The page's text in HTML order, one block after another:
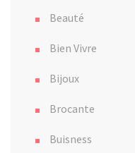
Beauté
Bien Vivre
Bijoux
Brocante
Buisness